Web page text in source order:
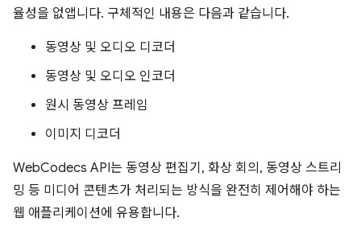
율성을 없앱니다. 구체적인 내용은 다음과 같습니다.
동영상 및 오디오 디코더
동영상 및 오디오 인코더
원시 동영상 프레임
이미지 디코더
WebCodecs API는 동영상 편집기, 화상 회의, 동영상 스트리
밍 등 미디어 콘텐츠가 처리되는 방식을 완전히 제어해야 하는
웹 애플리케이션에 유용합니다.